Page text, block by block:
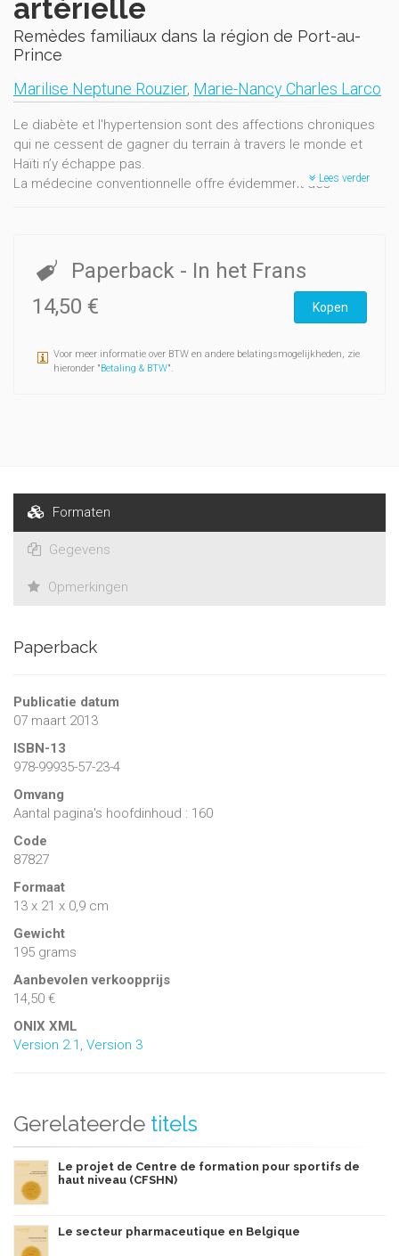
artérielle
Remèdes familiaux dans la région de Port-au-
Prince
Marilise Neptune Rouzier, Marie-Nancy Charles Larco
Le diabète et l'hypertension sont des affections chroniques
qui ne cessent de gagner du terrain à travers le monde et
Haïti n’y échappe pas.
La médecine conventionnelle offre évidemment des
la vie durant, ce qui rend la compliance au traitement quasi
impossible
pour les patients aux revenus modestes.
Les végétaux constituent un réservoir de substances
affections telles le diabète et l’hypertension.
Cet ouvrage livre les résultats d’une enquête menée dans la
région de
Port-au-Prince concernant la place accordée à la médecine
traditionnelle
adoptée et les traitements phytothérapiques appliqués pour
concernant ces pathologies et à aider à la consolidation des
Lees verder
Paperback - In het Frans
14,50 €
Kopen
Voor meer informatie over BTW en andere belatingsmogelijkheden, zie
hieronder "Betaling & BTW".
Formaten
Gegevens
Opmerkingen
Paperback
Publicatie datum
07 maart 2013
ISBN-13
978-99935-57-23-4
Omvang
Aantal pagina's hoofdinhoud : 160
Code
87827
Formaat
13 x 21 x 0,9 cm
Gewicht
195 grams
Aanbevolen verkoopprijs
14,50 €
ONIX XML
Version 2.1 Version 3
Gerelateerde titels
Le projet de Centre de formation pour sportifs de
haut niveau (CFSHN)
Le secteur pharmaceutique en Belgique